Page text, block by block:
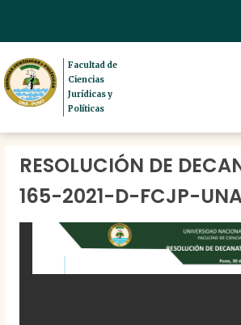
Facultad de
Ciencias
Jurídicas y
Políticas
RESOLUCIÓN DE
165-2021-D-FCJP-